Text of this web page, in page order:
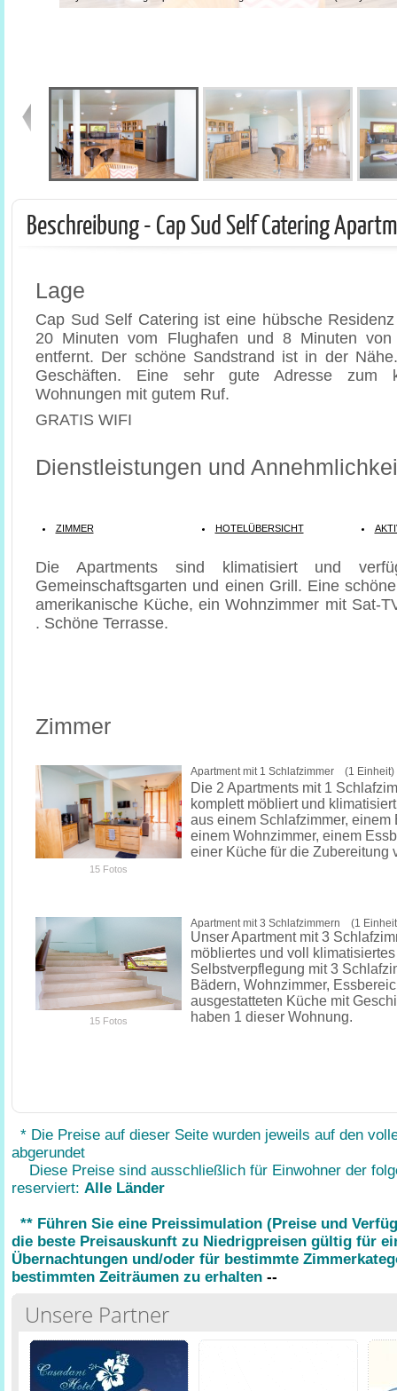
Beschreibung - Cap Sud Self Catering
Lage
Cap Sud Self Catering ist eine hübsche
20 Minuten vom Flughafen und 8 Minuten
entfernt. Der schöne Sandstrand ist in der
Geschäften. Eine sehr gute Adresse zum
Wohnungen mit gutem Ruf.
GRATIS WIFI
Dienstleistungen und
ZIMMER HOTELÜBERSICHT
Die Apartments sind klimatisiert und
Gemeinschaftsgarten und einen Grill. Eine
amerikanische Küche, ein Wohnzimmer mit Sat-
. Schöne Terrasse.
Zimmer
15 Fotos
Apartment mit 1 Schlafzimmer (1 Einheit)
Die 2 Apartments mit 1
komplett möbliert und
aus einem Schlafzimmer, einem
einem Wohnzimmer, einem
einer Küche für die Zubereitung
15 Fotos
Apartment mit 3 Schlafzimmern (1
Unser Apartment mit 3
möbliertes und voll
Selbstverpflegung mit 3
Bädern, Wohnzimmer,
ausgestatteten Küche mit
haben 1 dieser Wohnung.
* Die Preise auf dieser Seite wurden jeweils auf den
abgerundet
Diese Preise sind ausschließlich für Einwohner der
reserviert: Alle Länder
** Führen Sie eine Preissimulation (Preise und
die beste Preisauskunft zu Niedrigpreisen gültig für
Übernachtungen und/oder für bestimmte
bestimmten Zeiträumen zu erhalten --
Unsere Partner